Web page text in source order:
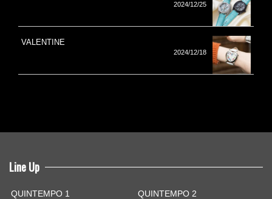
2024/12/25
VALENTINE
2024/12/18
Line Up
QUINTEMPO 1
QUINTEMPO 2